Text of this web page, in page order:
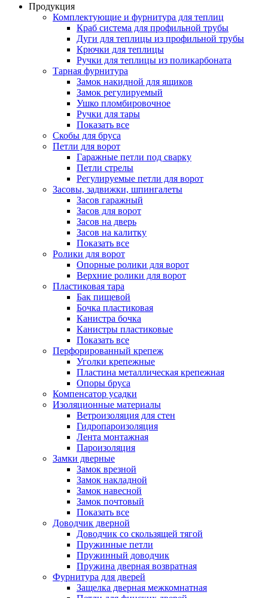
Продукция
Комплектующие и фурнитура для теплиц
Краб система для профильной трубы
Дуги для теплицы из профильной трубы
Крючки для теплицы
Ручки для теплицы из поликарбоната
Тарная фурнитура
Замок накидной для ящиков
Замок регулируемый
Ушко пломбировочное
Ручки для тары
Показать все
Скобы для бруса
Петли для ворот
Гаражные петли под сварку
Петли стрелы
Регулируемые петли для ворот
Засовы, задвижки, шпингалеты
Засов гаражный
Засов для ворот
Засов на дверь
Засов на калитку
Показать все
Ролики для ворот
Опорные ролики для ворот
Верхние ролики для ворот
Пластиковая тара
Бак пищевой
Бочка пластиковая
Канистра бочка
Канистры пластиковые
Показать все
Перфорированный крепеж
Уголки крепежные
Пластина металлическая крепежная
Опоры бруса
Компенсатор усадки
Изоляционные материалы
Ветроизоляция для стен
Гидропароизоляция
Лента монтажная
Пароизоляция
Замки дверные
Замок врезной
Замок накладной
Замок навесной
Замок почтовый
Показать все
Доводчик дверной
Доводчик со скользящей тягой
Пружинные петли
Пружинный доводчик
Пружина дверная возвратная
Фурнитура для дверей
Защелка дверная межкомнатная